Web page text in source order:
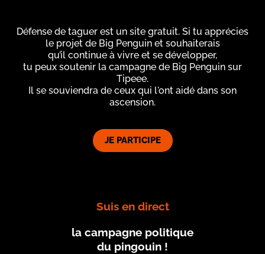
Défense de taguer est un site gratuit. Si tu apprécies
le projet de Big Penguin et souhaiterais
qu’il continue à vivre et se développer,
tu peux soutenir la campagne de Big Penguin sur
Tipeee.
Il se souviendra de ceux qui l'ont aidé dans son
ascension.
JE PARTICIPE
Suis en direct
la campagne politique
du pingouin !